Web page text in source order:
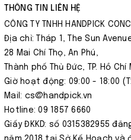
THÔNG TIN LIÊN HỆ
CÔNG TY TNHH HANDPICK
Địa chỉ: Tháp 1, The Sun
28 Mai Chí Thọ, An Phú,
Thành phố Thủ Đức, TP. Hồ Chí
Giờ hoạt động: 09:00 - 18:00
Mail: cs@handpick.vn
Hotline: 09 1857 6660
Giấy ĐKKD: số 0315382955